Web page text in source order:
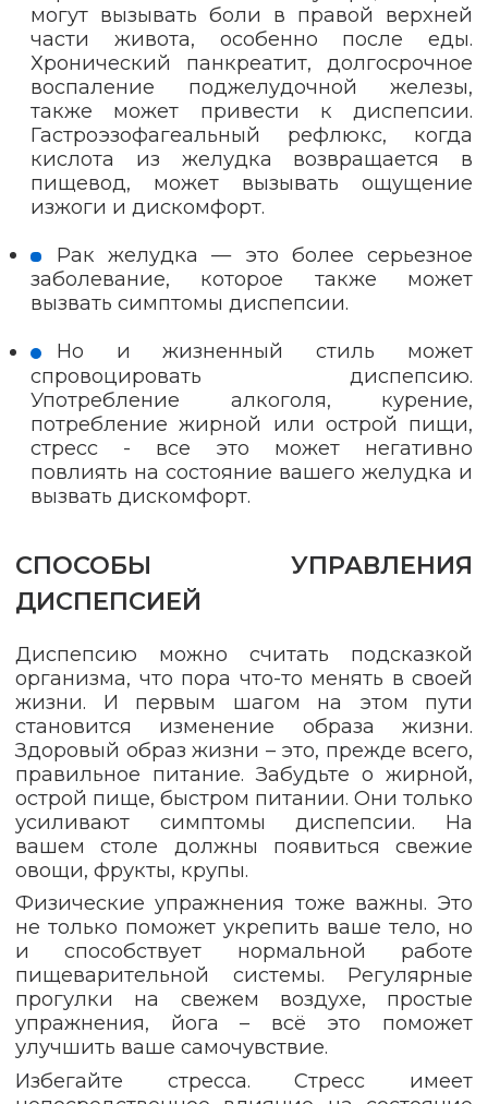
могут вызывать боли в правой верхней
части живота, особенно после еды.
Хронический панкреатит, долгосрочное
воспаление поджелудочной железы,
также может привести к диспепсии.
Гастроэзофагеальный рефлюкс, когда
кислота из желудка возвращается в
пищевод, может вызывать ощущение
изжоги и дискомфорт.
Рак желудка — это более серьезное
заболевание, которое также может
вызвать симптомы диспепсии.
Но и жизненный стиль может
спровоцировать диспепсию.
Употребление алкоголя, курение,
потребление жирной или острой пищи,
стресс - все это может негативно
повлиять на состояние вашего желудка и
вызвать дискомфорт.
СПОСОБЫ УПРАВЛЕНИЯ
ДИСПЕПСИЕЙ
Диспепсию можно считать подсказкой
организма, что пора что-то менять в своей
жизни. И первым шагом на этом пути
становится изменение образа жизни.
Здоровый образ жизни – это, прежде всего,
правильное питание. Забудьте о жирной,
острой пище, быстром питании. Они только
усиливают симптомы диспепсии. На
вашем столе должны появиться свежие
овощи, фрукты, крупы.
Физические упражнения тоже важны. Это
не только поможет укрепить ваше тело, но
и способствует нормальной работе
пищеварительной системы. Регулярные
прогулки на свежем воздухе, простые
упражнения, йога – всё это поможет
улучшить ваше самочувствие.
Избегайте стресса. Стресс имеет